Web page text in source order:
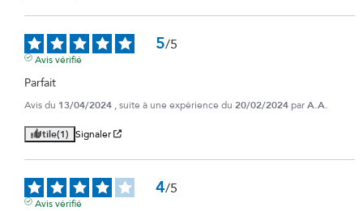
5/5
Avis vérifié
Parfait
Avis du 13/04/2024 , suite à une expérience du 20/02/2024 parA.A.
Utile(1) Signaler
4/5
Avis vérifié